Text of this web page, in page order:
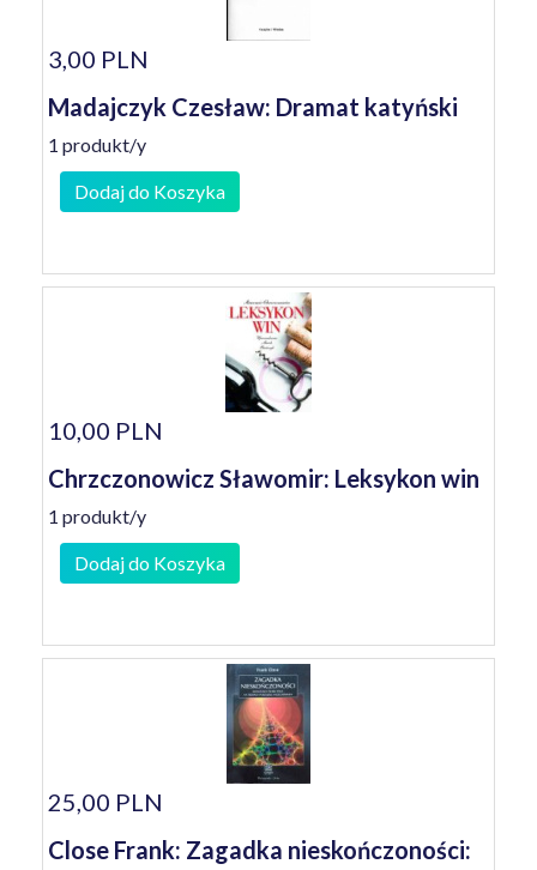
3,00 PLN
Madajczyk Czesław: Dramat katyński
1 produkt/y
Dodaj do Koszyka
10,00 PLN
Chrzczonowicz Sławomir: Leksykon win
1 produkt/y
Dodaj do Koszyka
25,00 PLN
Close Frank: Zagadka nieskończoności: